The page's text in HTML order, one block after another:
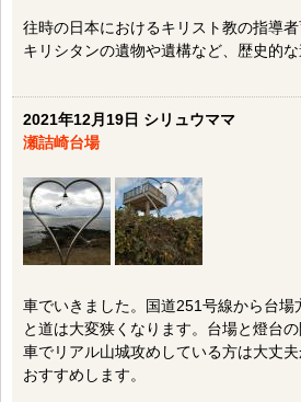
往時の日本におけるキリスト教の指導
キリシタンの遺物や遺構など、歴史的
2021年12月19日 シリュウママ
瀬詰崎台場
車でいきました。国道251号線から台
と道は大変狭くなります。台場と燈台
車でリアル山城攻めしている方は大丈
おすすめします。